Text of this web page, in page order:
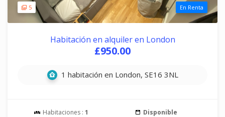
5 En Renta
Habitación en alquiler en London
£950.00
1 habitación en London, SE16 3NL
Habitaciones : 1 Disponible